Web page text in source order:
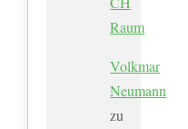
Raum
Volkmar
Neumann
zu